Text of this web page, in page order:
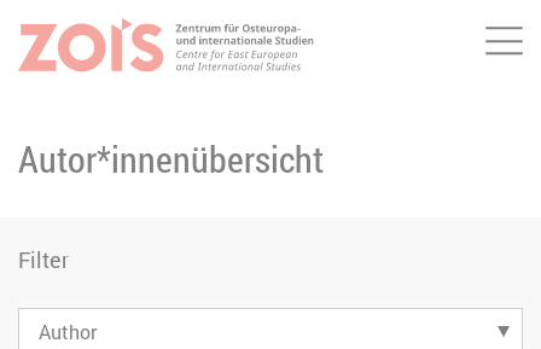
ZUM HAUPTINHALT SPRINGEN
ZUR SUCHE SPRINGEN
Autor*innenübersicht
Filter